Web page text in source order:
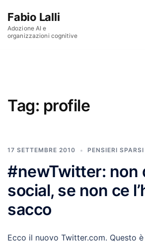
Fabio Lalli
Adozione AI e
organizzazioni cognitive
Tag: profile
17 SETTEMBRE 2010 PENSIERI SPARSI
#newTwitter: non
social, se non ce
sacco
Ecco il nuovo Twitter.com. Questo